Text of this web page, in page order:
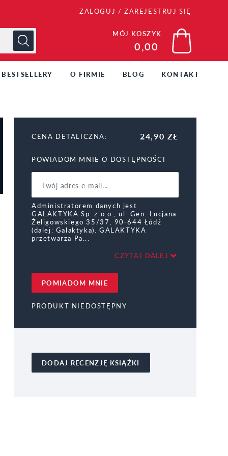
ZALOGUJ / ZAREJESTRUJ SIĘ
MÓJ KOSZYK
0,00
BESTSELLERY O FIRMIE BLOG KONTAKT
CENA DETALICZNA: 24,90 ZŁ
POWIADOM MNIE O DOSTĘPNOŚCI
Administratorem danych jest
GALAKTYKA Sp. z o.o., ul. Gen. Lucjana
Żeligowskiego 35/37, 90-644 Łódź
(dalej: Galaktyka). GALAKTYKA
przetwarza Pa
CZYTAJ DALEJ
POMIADOM MNIE
PRODUKT NIEDOSTĘPNY
DODAJ RECENZJĘ KSIĄŻKI